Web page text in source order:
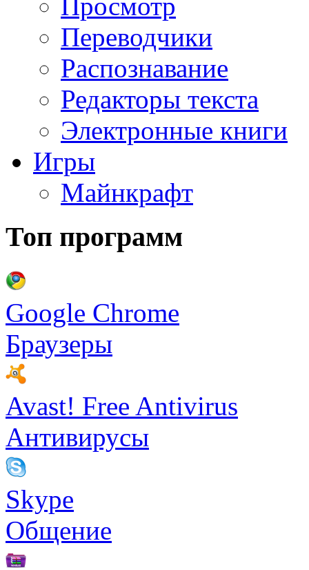
Переводчики
Распознавание
Редакторы текста
Электронные книги
Игры
Майнкрафт
Топ программ
Google Chrome
Браузеры
Avast! Free Antivirus
Антивирусы
Skype
Общение